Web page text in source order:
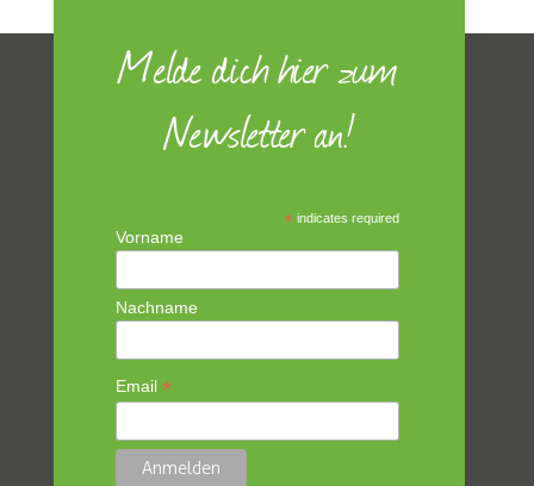
Melde dich hier zum
Newsletter an!
* indicates required
Vorname
Nachname
Email*